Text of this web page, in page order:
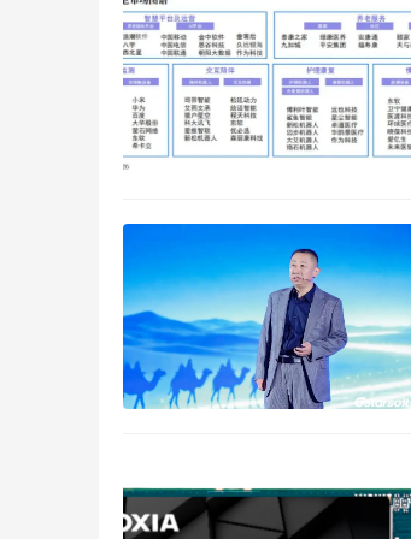
与AI能力的综合智能信息服务运
算力、平台、数据、模型、应用
2026年5月15日，中国电信股份
算力和模型，正像当年的手机流
从赛场到产业的最后一公里
当云计算从一种技术基础设施演
翻新。
“天翼云杯”三届，从赛事设计到